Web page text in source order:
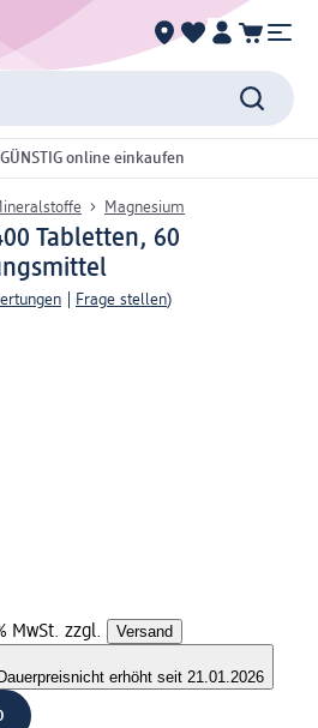
online einkaufen
Magnesium
Tabletten, 60
Frage stellen)
MwSt. zzgl. Versand
nicht erhöht seit 21.01.2026